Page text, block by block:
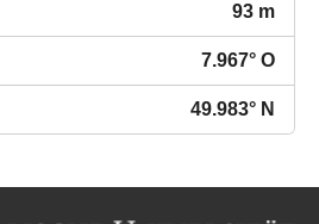
93 m
7.967° O
49.983° N